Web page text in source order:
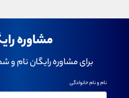
مشاوره
برای مشاوره رایگان نام و
نام و نام خانوادگی